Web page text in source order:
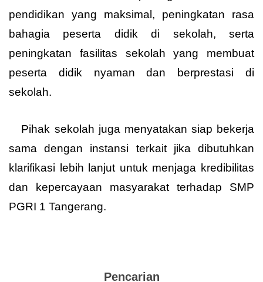
Pencarian
pendidikan yang maksimal, peningkatan rasa
bahagia peserta didik di sekolah, serta
peningkatan fasilitas sekolah yang membuat
peserta didik nyaman dan berprestasi di
sekolah.
Pihak sekolah juga menyatakan siap bekerja
sama dengan instansi terkait jika dibutuhkan
klarifikasi lebih lanjut untuk menjaga kredibilitas
dan kepercayaan masyarakat terhadap SMP
PGRI 1 Tangerang.